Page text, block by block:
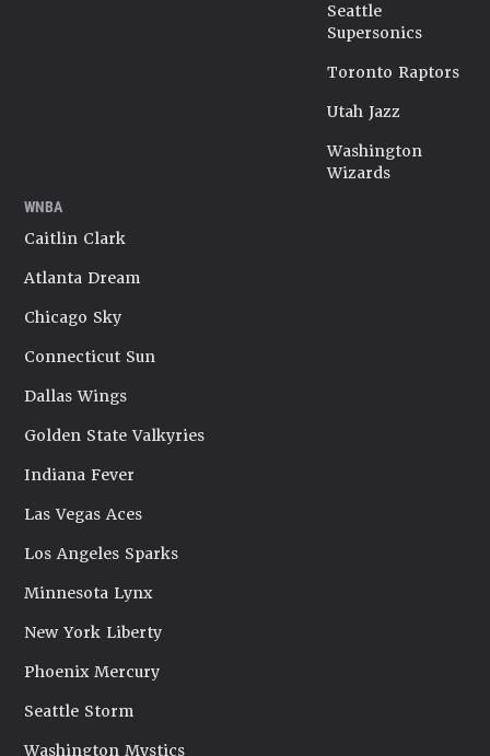
Seattle
Supersonics
Toronto Raptors
Utah Jazz
Washington
Wizards
WNBA
Caitlin Clark
Atlanta Dream
Chicago Sky
Connecticut Sun
Dallas Wings
Golden State Valkyries
Indiana Fever
Las Vegas Aces
Los Angeles Sparks
Minnesota Lynx
New York Liberty
Phoenix Mercury
Seattle Storm
Washington Mystics